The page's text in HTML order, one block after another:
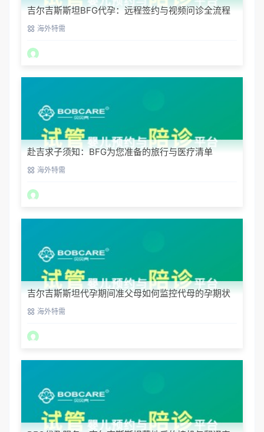
吉尔吉斯斯坦BFG代孕：远程签约与视频问诊全流程
海外特需
赴吉求子须知：BFG为您准备的旅行与医疗清单
海外特需
吉尔吉斯斯坦代孕期间准父母如何监控代母的孕期状
态？海外特需